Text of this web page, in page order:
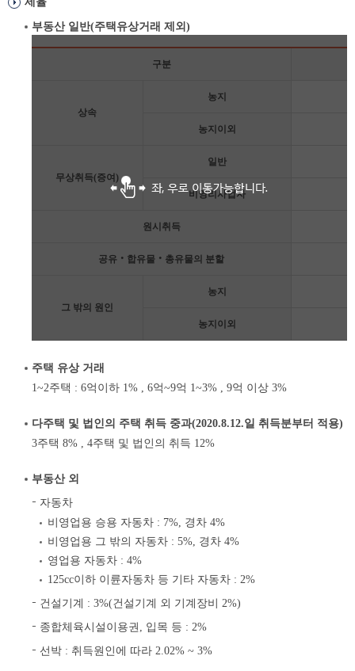
부동산 일반(주택유상거래 제외)
구분
상속
농지
농지이외
무상취득(증여)
일반
비영리사업자
원시취득
공유‧합유물‧총유물의 분할
그 밖의 원인
농지
농지이외
주택 유상 거래
1~2주택 : 6억이하 1% , 6억~9억 1~3% , 9억 이상 3%
다주택 및 법인의 주택 취득 중과(2020.8.12.일 취득분부터 적용)
3주택 8% , 4주택 및 법인의 취득 12%
부동산 외
자동차
비영업용 승용 자동차 : 7%, 경차 4%
비영업용 그 밖의 자동차 : 5%, 경차 4%
영업용 자동차 : 4%
125cc이하 이륜자동차 등 기타 자동차 : 2%
건설기계 : 3%(건설기계 외 기계장비 2%)
종합체육시설이용권, 입목 등 : 2%
선박 : 취득원인에 따라 2.02% ~ 3%